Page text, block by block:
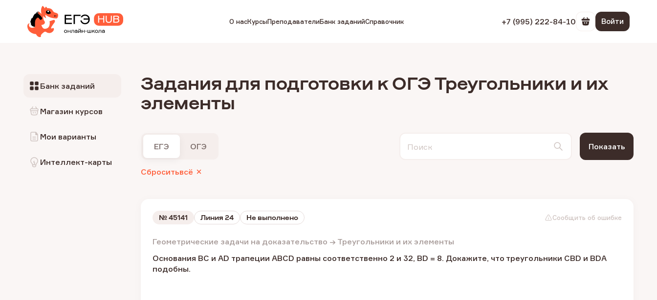
О насКурсыПреподавателиБанк заданийСправочник +7 (995) 222-84-10 Перейти в
Войти
Банк заданий
Магазин курсов
Мои варианты
Интеллект-карты
Задания для подготовки к ОГЭ Треугольники и их
элементы
ЕГЭ ОГЭ Поиск Показать
Сброситьвсё
№45141 Линия 24 Не выполнено Сообщить об ошибке
Геометрические задачи на доказательство → Треугольники и их элементы
Основания BC и AD трапеции ABCD равны соответственно 2 и 32, BD = 8. Докажите, что треугольники CBD и BDA
подобны.